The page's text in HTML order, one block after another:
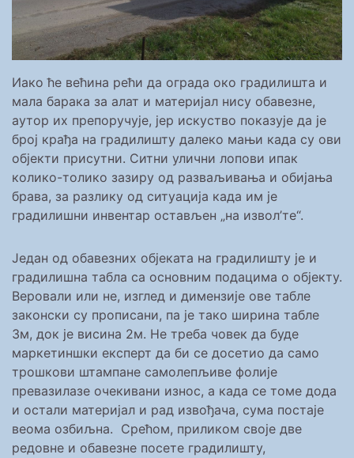
Иако ће већина рећи да ограда око градилишта и
мала барака за алат и материјал нису обавезне,
аутор их препоручује, јер искуство показује да је
број крађа на градилишту далеко мањи када су ови
објекти присутни. Ситни улични лопови ипак
колико-толико зазиру од разваљивања и обијања
брава, за разлику од ситуација када им је
градилишни инвентар остављен „на извол’те“.
Један од обавезних објеката на градилишту је и
градилишна табла са основним подацима о објекту.
Веровали или не, изглед и димензије ове табле
законски су прописани, па је тако ширина табле
3м, док је висина 2м. Не треба човек да буде
маркетиншки експерт да би се досетио да само
трошкови штампане самолепљиве фолије
превазилазе очекивани износ, а када се томе дода
и остали материјал и рад извођача, сума постаје
веома озбиљна. Срећом, приликом своје две
редовне и обавезне посете градилишту,